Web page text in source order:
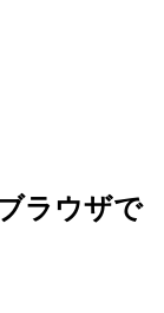
ラウザで